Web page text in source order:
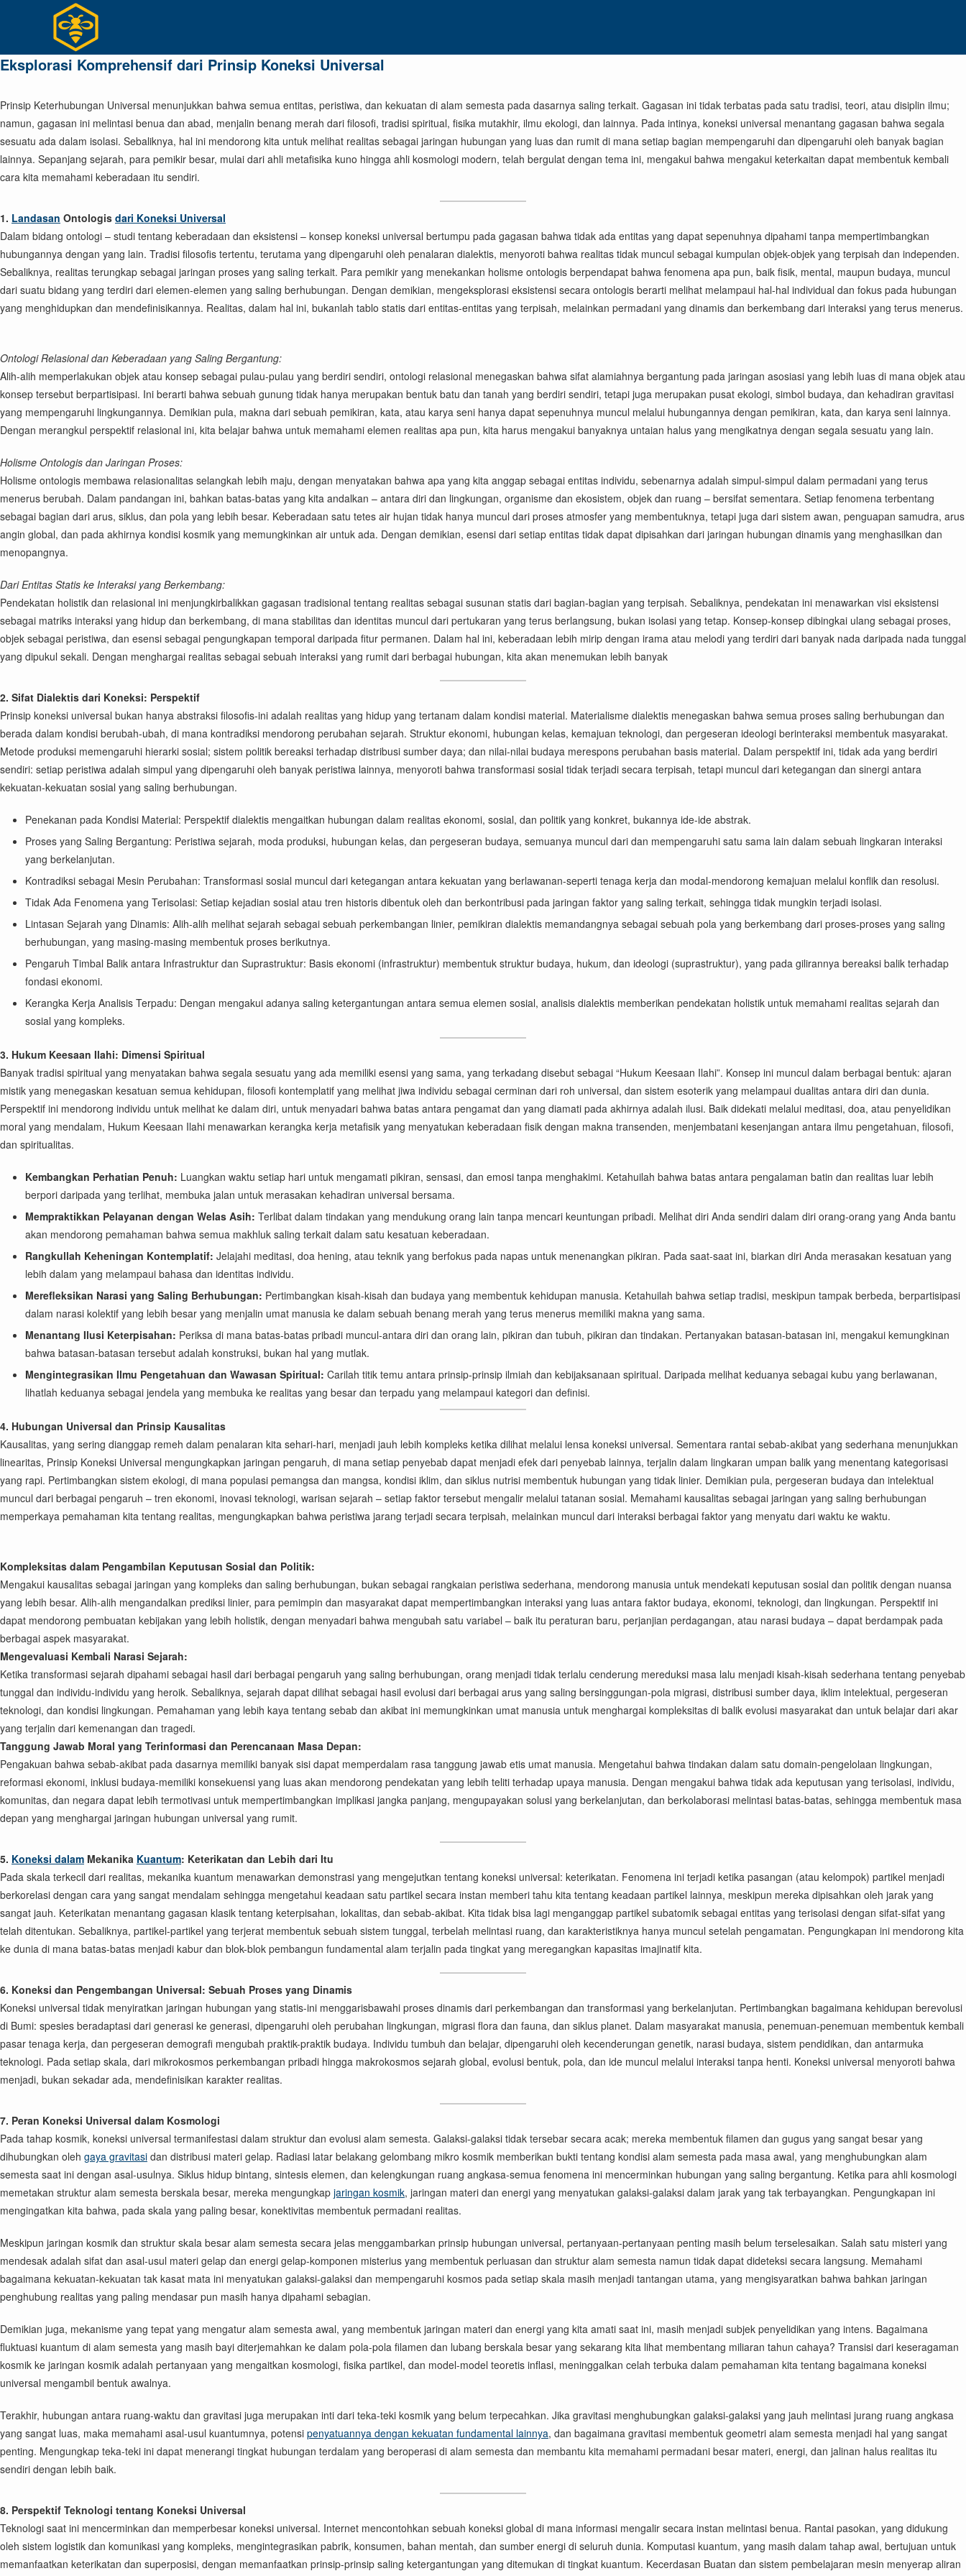
Eksplorasi Komprehensif dari Prinsip Koneksi Universal
Prinsip Keterhubungan Universal menunjukkan bahwa semua entitas, peristiwa, dan kekuatan di alam semesta pada dasarnya saling terkait. Gagasan ini tidak terbatas pada satu tradisi, teori, atau disiplin ilmu;
namun, gagasan ini melintasi benua dan abad, menjalin benang merah dari filosofi, tradisi spiritual, fisika mutakhir, ilmu ekologi, dan lainnya. Pada intinya, koneksi universal menantang gagasan bahwa segala
sesuatu ada dalam isolasi. Sebaliknya, hal ini mendorong kita untuk melihat realitas sebagai jaringan hubungan yang luas dan rumit di mana setiap bagian mempengaruhi dan dipengaruhi oleh banyak bagian
lainnya. Sepanjang sejarah, para pemikir besar, mulai dari ahli metafisika kuno hingga ahli kosmologi modern, telah bergulat dengan tema ini, mengakui bahwa mengakui keterkaitan dapat membentuk kembali
cara kita memahami keberadaan itu sendiri.
1. Landasan Ontologis dari Koneksi Universal
Dalam bidang ontologi – studi tentang keberadaan dan eksistensi – konsep koneksi universal bertumpu pada gagasan bahwa tidak ada entitas yang dapat sepenuhnya dipahami tanpa mempertimbangkan
hubungannya dengan yang lain. Tradisi filosofis tertentu, terutama yang dipengaruhi oleh penalaran dialektis, menyoroti bahwa realitas tidak muncul sebagai kumpulan objek-objek yang terpisah dan independen.
Sebaliknya, realitas terungkap sebagai jaringan proses yang saling terkait. Para pemikir yang menekankan holisme ontologis berpendapat bahwa fenomena apa pun, baik fisik, mental, maupun budaya, muncul
dari suatu bidang yang terdiri dari elemen-elemen yang saling berhubungan. Dengan demikian, mengeksplorasi eksistensi secara ontologis berarti melihat melampaui hal-hal individual dan fokus pada hubungan
yang menghidupkan dan mendefinisikannya. Realitas, dalam hal ini, bukanlah tablo statis dari entitas-entitas yang terpisah, melainkan permadani yang dinamis dan berkembang dari interaksi yang terus menerus.
Ontologi Relasional dan Keberadaan yang Saling Bergantung:
Alih-alih memperlakukan objek atau konsep sebagai pulau-pulau yang berdiri sendiri, ontologi relasional menegaskan bahwa sifat alamiahnya bergantung pada jaringan asosiasi yang lebih luas di mana objek atau
konsep tersebut berpartisipasi. Ini berarti bahwa sebuah gunung tidak hanya merupakan bentuk batu dan tanah yang berdiri sendiri, tetapi juga merupakan pusat ekologi, simbol budaya, dan kehadiran gravitasi
yang mempengaruhi lingkungannya. Demikian pula, makna dari sebuah pemikiran, kata, atau karya seni hanya dapat sepenuhnya muncul melalui hubungannya dengan pemikiran, kata, dan karya seni lainnya.
Dengan merangkul perspektif relasional ini, kita belajar bahwa untuk memahami elemen realitas apa pun, kita harus mengakui banyaknya untaian halus yang mengikatnya dengan segala sesuatu yang lain.
Holisme Ontologis dan Jaringan Proses:
Holisme ontologis membawa relasionalitas selangkah lebih maju, dengan menyatakan bahwa apa yang kita anggap sebagai entitas individu, sebenarnya adalah simpul-simpul dalam permadani yang terus
menerus berubah. Dalam pandangan ini, bahkan batas-batas yang kita andalkan – antara diri dan lingkungan, organisme dan ekosistem, objek dan ruang – bersifat sementara. Setiap fenomena terbentang
sebagai bagian dari arus, siklus, dan pola yang lebih besar. Keberadaan satu tetes air hujan tidak hanya muncul dari proses atmosfer yang membentuknya, tetapi juga dari sistem awan, penguapan samudra, arus
angin global, dan pada akhirnya kondisi kosmik yang memungkinkan air untuk ada. Dengan demikian, esensi dari setiap entitas tidak dapat dipisahkan dari jaringan hubungan dinamis yang menghasilkan dan
menopangnya.
Dari Entitas Statis ke Interaksi yang Berkembang:
Pendekatan holistik dan relasional ini menjungkirbalikkan gagasan tradisional tentang realitas sebagai susunan statis dari bagian-bagian yang terpisah. Sebaliknya, pendekatan ini menawarkan visi eksistensi
sebagai matriks interaksi yang hidup dan berkembang, di mana stabilitas dan identitas muncul dari pertukaran yang terus berlangsung, bukan isolasi yang tetap. Konsep-konsep dibingkai ulang sebagai proses,
objek sebagai peristiwa, dan esensi sebagai pengungkapan temporal daripada fitur permanen. Dalam hal ini, keberadaan lebih mirip dengan irama atau melodi yang terdiri dari banyak nada daripada nada tunggal
yang dipukul sekali. Dengan menghargai realitas sebagai sebuah interaksi yang rumit dari berbagai hubungan, kita akan menemukan lebih banyak
2. Sifat Dialektis dari Koneksi: Perspektif
Prinsip koneksi universal bukan hanya abstraksi filosofis-ini adalah realitas yang hidup yang tertanam dalam kondisi material. Materialisme dialektis menegaskan bahwa semua proses saling berhubungan dan
berada dalam kondisi berubah-ubah, di mana kontradiksi mendorong perubahan sejarah. Struktur ekonomi, hubungan kelas, kemajuan teknologi, dan pergeseran ideologi berinteraksi membentuk masyarakat.
Metode produksi memengaruhi hierarki sosial; sistem politik bereaksi terhadap distribusi sumber daya; dan nilai-nilai budaya merespons perubahan basis material. Dalam perspektif ini, tidak ada yang berdiri
sendiri: setiap peristiwa adalah simpul yang dipengaruhi oleh banyak peristiwa lainnya, menyoroti bahwa transformasi sosial tidak terjadi secara terpisah, tetapi muncul dari ketegangan dan sinergi antara
kekuatan-kekuatan sosial yang saling berhubungan.
Penekanan pada Kondisi Material: Perspektif dialektis mengaitkan hubungan dalam realitas ekonomi, sosial, dan politik yang konkret, bukannya ide-ide abstrak.
Proses yang Saling Bergantung: Peristiwa sejarah, moda produksi, hubungan kelas, dan pergeseran budaya, semuanya muncul dari dan mempengaruhi satu sama lain dalam sebuah lingkaran interaksi
yang berkelanjutan.
Kontradiksi sebagai Mesin Perubahan: Transformasi sosial muncul dari ketegangan antara kekuatan yang berlawanan-seperti tenaga kerja dan modal-mendorong kemajuan melalui konflik dan resolusi.
Tidak Ada Fenomena yang Terisolasi: Setiap kejadian sosial atau tren historis dibentuk oleh dan berkontribusi pada jaringan faktor yang saling terkait, sehingga tidak mungkin terjadi isolasi.
Lintasan Sejarah yang Dinamis: Alih-alih melihat sejarah sebagai sebuah perkembangan linier, pemikiran dialektis memandangnya sebagai sebuah pola yang berkembang dari proses-proses yang saling
berhubungan, yang masing-masing membentuk proses berikutnya.
Pengaruh Timbal Balik antara Infrastruktur dan Suprastruktur: Basis ekonomi (infrastruktur) membentuk struktur budaya, hukum, dan ideologi (suprastruktur), yang pada gilirannya bereaksi balik terhadap
fondasi ekonomi.
Kerangka Kerja Analisis Terpadu: Dengan mengakui adanya saling ketergantungan antara semua elemen sosial, analisis dialektis memberikan pendekatan holistik untuk memahami realitas sejarah dan
sosial yang kompleks.
3. Hukum Keesaan Ilahi: Dimensi Spiritual
Banyak tradisi spiritual yang menyatakan bahwa segala sesuatu yang ada memiliki esensi yang sama, yang terkadang disebut sebagai “Hukum Keesaan Ilahi”. Konsep ini muncul dalam berbagai bentuk: ajaran
mistik yang menegaskan kesatuan semua kehidupan, filosofi kontemplatif yang melihat jiwa individu sebagai cerminan dari roh universal, dan sistem esoterik yang melampaui dualitas antara diri dan dunia.
Perspektif ini mendorong individu untuk melihat ke dalam diri, untuk menyadari bahwa batas antara pengamat dan yang diamati pada akhirnya adalah ilusi. Baik didekati melalui meditasi, doa, atau penyelidikan
moral yang mendalam, Hukum Keesaan Ilahi menawarkan kerangka kerja metafisik yang menyatukan keberadaan fisik dengan makna transenden, menjembatani kesenjangan antara ilmu pengetahuan, filosofi,
dan spiritualitas.
Kembangkan Perhatian Penuh: Luangkan waktu setiap hari untuk mengamati pikiran, sensasi, dan emosi tanpa menghakimi. Ketahuilah bahwa batas antara pengalaman batin dan realitas luar lebih
berpori daripada yang terlihat, membuka jalan untuk merasakan kehadiran universal bersama.
Mempraktikkan Pelayanan dengan Welas Asih: Terlibat dalam tindakan yang mendukung orang lain tanpa mencari keuntungan pribadi. Melihat diri Anda sendiri dalam diri orang-orang yang Anda bantu
akan mendorong pemahaman bahwa semua makhluk saling terkait dalam satu kesatuan keberadaan.
Rangkullah Keheningan Kontemplatif: Jelajahi meditasi, doa hening, atau teknik yang berfokus pada napas untuk menenangkan pikiran. Pada saat-saat ini, biarkan diri Anda merasakan kesatuan yang
lebih dalam yang melampaui bahasa dan identitas individu.
Merefleksikan Narasi yang Saling Berhubungan: Pertimbangkan kisah-kisah dan budaya yang membentuk kehidupan manusia. Ketahuilah bahwa setiap tradisi, meskipun tampak berbeda, berpartisipasi
dalam narasi kolektif yang lebih besar yang menjalin umat manusia ke dalam sebuah benang merah yang terus menerus memiliki makna yang sama.
Menantang Ilusi Keterpisahan: Periksa di mana batas-batas pribadi muncul-antara diri dan orang lain, pikiran dan tubuh, pikiran dan tindakan. Pertanyakan batasan-batasan ini, mengakui kemungkinan
bahwa batasan-batasan tersebut adalah konstruksi, bukan hal yang mutlak.
Mengintegrasikan Ilmu Pengetahuan dan Wawasan Spiritual: Carilah titik temu antara prinsip-prinsip ilmiah dan kebijaksanaan spiritual. Daripada melihat keduanya sebagai kubu yang berlawanan,
lihatlah keduanya sebagai jendela yang membuka ke realitas yang besar dan terpadu yang melampaui kategori dan definisi.
4. Hubungan Universal dan Prinsip Kausalitas
Kausalitas, yang sering dianggap remeh dalam penalaran kita sehari-hari, menjadi jauh lebih kompleks ketika dilihat melalui lensa koneksi universal. Sementara rantai sebab-akibat yang sederhana menunjukkan
linearitas, Prinsip Koneksi Universal mengungkapkan jaringan pengaruh, di mana setiap penyebab dapat menjadi efek dari penyebab lainnya, terjalin dalam lingkaran umpan balik yang menentang kategorisasi
yang rapi. Pertimbangkan sistem ekologi, di mana populasi pemangsa dan mangsa, kondisi iklim, dan siklus nutrisi membentuk hubungan yang tidak linier. Demikian pula, pergeseran budaya dan intelektual
muncul dari berbagai pengaruh – tren ekonomi, inovasi teknologi, warisan sejarah – setiap faktor tersebut mengalir melalui tatanan sosial. Memahami kausalitas sebagai jaringan yang saling berhubungan
memperkaya pemahaman kita tentang realitas, mengungkapkan bahwa peristiwa jarang terjadi secara terpisah, melainkan muncul dari interaksi berbagai faktor yang menyatu dari waktu ke waktu.
Kompleksitas dalam Pengambilan Keputusan Sosial dan Politik:
Mengakui kausalitas sebagai jaringan yang kompleks dan saling berhubungan, bukan sebagai rangkaian peristiwa sederhana, mendorong manusia untuk mendekati keputusan sosial dan politik dengan nuansa
yang lebih besar. Alih-alih mengandalkan prediksi linier, para pemimpin dan masyarakat dapat mempertimbangkan interaksi yang luas antara faktor budaya, ekonomi, teknologi, dan lingkungan. Perspektif ini
dapat mendorong pembuatan kebijakan yang lebih holistik, dengan menyadari bahwa mengubah satu variabel – baik itu peraturan baru, perjanjian perdagangan, atau narasi budaya – dapat berdampak pada
berbagai aspek masyarakat.
Mengevaluasi Kembali Narasi Sejarah:
Ketika transformasi sejarah dipahami sebagai hasil dari berbagai pengaruh yang saling berhubungan, orang menjadi tidak terlalu cenderung mereduksi masa lalu menjadi kisah-kisah sederhana tentang penyebab
tunggal dan individu-individu yang heroik. Sebaliknya, sejarah dapat dilihat sebagai hasil evolusi dari berbagai arus yang saling bersinggungan-pola migrasi, distribusi sumber daya, iklim intelektual, pergeseran
teknologi, dan kondisi lingkungan. Pemahaman yang lebih kaya tentang sebab dan akibat ini memungkinkan umat manusia untuk menghargai kompleksitas di balik evolusi masyarakat dan untuk belajar dari akar
yang terjalin dari kemenangan dan tragedi.
Tanggung Jawab Moral yang Terinformasi dan Perencanaan Masa Depan:
Pengakuan bahwa sebab-akibat pada dasarnya memiliki banyak sisi dapat memperdalam rasa tanggung jawab etis umat manusia. Mengetahui bahwa tindakan dalam satu domain-pengelolaan lingkungan,
reformasi ekonomi, inklusi budaya-memiliki konsekuensi yang luas akan mendorong pendekatan yang lebih teliti terhadap upaya manusia. Dengan mengakui bahwa tidak ada keputusan yang terisolasi, individu,
komunitas, dan negara dapat lebih termotivasi untuk mempertimbangkan implikasi jangka panjang, mengupayakan solusi yang berkelanjutan, dan berkolaborasi melintasi batas-batas, sehingga membentuk masa
depan yang menghargai jaringan hubungan universal yang rumit.
5. Koneksi dalam Mekanika Kuantum: Keterikatan dan Lebih dari Itu
Pada skala terkecil dari realitas, mekanika kuantum menawarkan demonstrasi yang mengejutkan tentang koneksi universal: keterikatan. Fenomena ini terjadi ketika pasangan (atau kelompok) partikel menjadi
berkorelasi dengan cara yang sangat mendalam sehingga mengetahui keadaan satu partikel secara instan memberi tahu kita tentang keadaan partikel lainnya, meskipun mereka dipisahkan oleh jarak yang
sangat jauh. Keterikatan menantang gagasan klasik tentang keterpisahan, lokalitas, dan sebab-akibat. Kita tidak bisa lagi menganggap partikel subatomik sebagai entitas yang terisolasi dengan sifat-sifat yang
telah ditentukan. Sebaliknya, partikel-partikel yang terjerat membentuk sebuah sistem tunggal, terbelah melintasi ruang, dan karakteristiknya hanya muncul setelah pengamatan. Pengungkapan ini mendorong kita
ke dunia di mana batas-batas menjadi kabur dan blok-blok pembangun fundamental alam terjalin pada tingkat yang meregangkan kapasitas imajinatif kita.
6. Koneksi dan Pengembangan Universal: Sebuah Proses yang Dinamis
Koneksi universal tidak menyiratkan jaringan hubungan yang statis-ini menggarisbawahi proses dinamis dari perkembangan dan transformasi yang berkelanjutan. Pertimbangkan bagaimana kehidupan berevolusi
di Bumi: spesies beradaptasi dari generasi ke generasi, dipengaruhi oleh perubahan lingkungan, migrasi flora dan fauna, dan siklus planet. Dalam masyarakat manusia, penemuan-penemuan membentuk kembali
pasar tenaga kerja, dan pergeseran demografi mengubah praktik-praktik budaya. Individu tumbuh dan belajar, dipengaruhi oleh kecenderungan genetik, narasi budaya, sistem pendidikan, dan antarmuka
teknologi. Pada setiap skala, dari mikrokosmos perkembangan pribadi hingga makrokosmos sejarah global, evolusi bentuk, pola, dan ide muncul melalui interaksi tanpa henti. Koneksi universal menyoroti bahwa
menjadi, bukan sekadar ada, mendefinisikan karakter realitas.
7. Peran Koneksi Universal dalam Kosmologi
Pada tahap kosmik, koneksi universal termanifestasi dalam struktur dan evolusi alam semesta. Galaksi-galaksi tidak tersebar secara acak; mereka membentuk filamen dan gugus yang sangat besar yang
dihubungkan oleh gaya gravitasi dan distribusi materi gelap. Radiasi latar belakang gelombang mikro kosmik memberikan bukti tentang kondisi alam semesta pada masa awal, yang menghubungkan alam
semesta saat ini dengan asal-usulnya. Siklus hidup bintang, sintesis elemen, dan kelengkungan ruang angkasa-semua fenomena ini mencerminkan hubungan yang saling bergantung. Ketika para ahli kosmologi
memetakan struktur alam semesta berskala besar, mereka mengungkap jaringan kosmik, jaringan materi dan energi yang menyatukan galaksi-galaksi dalam jarak yang tak terbayangkan. Pengungkapan ini
mengingatkan kita bahwa, pada skala yang paling besar, konektivitas membentuk permadani realitas.
Meskipun jaringan kosmik dan struktur skala besar alam semesta secara jelas menggambarkan prinsip hubungan universal, pertanyaan-pertanyaan penting masih belum terselesaikan. Salah satu misteri yang
mendesak adalah sifat dan asal-usul materi gelap dan energi gelap-komponen misterius yang membentuk perluasan dan struktur alam semesta namun tidak dapat dideteksi secara langsung. Memahami
bagaimana kekuatan-kekuatan tak kasat mata ini menyatukan galaksi-galaksi dan mempengaruhi kosmos pada setiap skala masih menjadi tantangan utama, yang mengisyaratkan bahwa bahkan jaringan
penghubung realitas yang paling mendasar pun masih hanya dipahami sebagian.
Demikian juga, mekanisme yang tepat yang mengatur alam semesta awal, yang membentuk jaringan materi dan energi yang kita amati saat ini, masih menjadi subjek penyelidikan yang intens. Bagaimana
fluktuasi kuantum di alam semesta yang masih bayi diterjemahkan ke dalam pola-pola filamen dan lubang berskala besar yang sekarang kita lihat membentang miliaran tahun cahaya? Transisi dari keseragaman
kosmik ke jaringan kosmik adalah pertanyaan yang mengaitkan kosmologi, fisika partikel, dan model-model teoretis inflasi, meninggalkan celah terbuka dalam pemahaman kita tentang bagaimana koneksi
universal mengambil bentuk awalnya.
Terakhir, hubungan antara ruang-waktu dan gravitasi juga merupakan inti dari teka-teki kosmik yang belum terpecahkan. Jika gravitasi menghubungkan galaksi-galaksi yang jauh melintasi jurang ruang angkasa
yang sangat luas, maka memahami asal-usul kuantumnya, potensi penyatuannya dengan kekuatan fundamental lainnya, dan bagaimana gravitasi membentuk geometri alam semesta menjadi hal yang sangat
penting. Mengungkap teka-teki ini dapat menerangi tingkat hubungan terdalam yang beroperasi di alam semesta dan membantu kita memahami permadani besar materi, energi, dan jalinan halus realitas itu
sendiri dengan lebih baik.
8. Perspektif Teknologi tentang Koneksi Universal
Teknologi saat ini mencerminkan dan memperbesar koneksi universal. Internet mencontohkan sebuah koneksi global di mana informasi mengalir secara instan melintasi benua. Rantai pasokan, yang didukung
oleh sistem logistik dan komunikasi yang kompleks, mengintegrasikan pabrik, konsumen, bahan mentah, dan sumber energi di seluruh dunia. Komputasi kuantum, yang masih dalam tahap awal, bertujuan untuk
memanfaatkan keterikatan dan superposisi, dengan memanfaatkan prinsip-prinsip saling ketergantungan yang ditemukan di tingkat kuantum. Kecerdasan Buatan dan sistem pembelajaran mesin menyerap aliran